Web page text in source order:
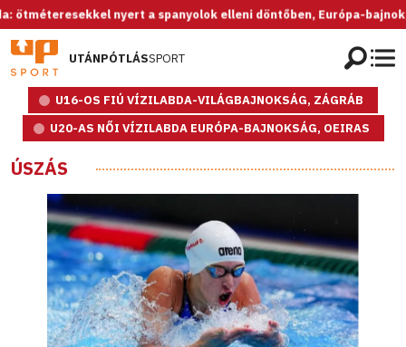
nyert a spanyolok elleni döntőben, Európa-bajnok az
UTÁNPÓTLÁSSPORT
U16-OS FIÚ VÍZILABDA-VILÁGBAJNOKSÁG, ZÁGRÁB
U20-AS NŐI VÍZILABDA EURÓPA-BAJNOKSÁG, OEIRAS
ÚSZÁS